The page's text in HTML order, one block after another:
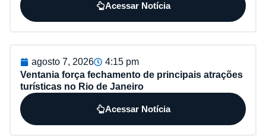
Acessar Notícia
agosto 7, 2026
4:15 pm
Ventania força fechamento de principais atrações
turísticas no Rio de Janeiro
Acessar Notícia